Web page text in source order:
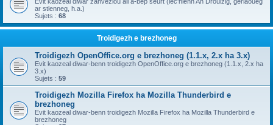
ar stlenneg, h.a.)
Sujets : 68
Troidigezh e brezhoneg
Troidigezh OpenOffice.org e brezhoneg (1.1.x, 2.x ha 3.x)
Evit kaozeal diwar-benn troidigezh OpenOffice.org e brezhoneg (1.1.x, 2.x ha
3.x)
Sujets : 59
Troidigezh Mozilla Firefox ha Mozilla Thunderbird e
brezhoneg
Evit kaozeal diwar-benn troidigezh Mozilla Firefox ha Mozilla Thunderbird e
brezhoneg